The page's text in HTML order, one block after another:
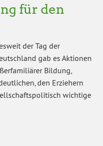
für den
der Tag der
gab es Aktionen
Bildung,
den Erziehern
wichtige